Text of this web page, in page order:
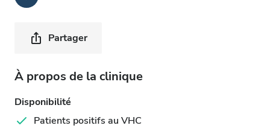
Partager
À propos de la clinique
Disponibilité
Patients positifs au VHC